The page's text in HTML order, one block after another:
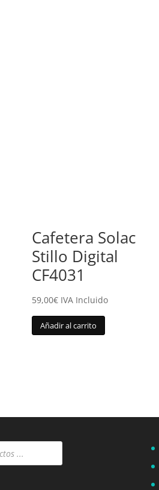
Cafetera Solac
Stillo Digital
CF4031
59,00€ IVA Incluido
Añadir al carrito